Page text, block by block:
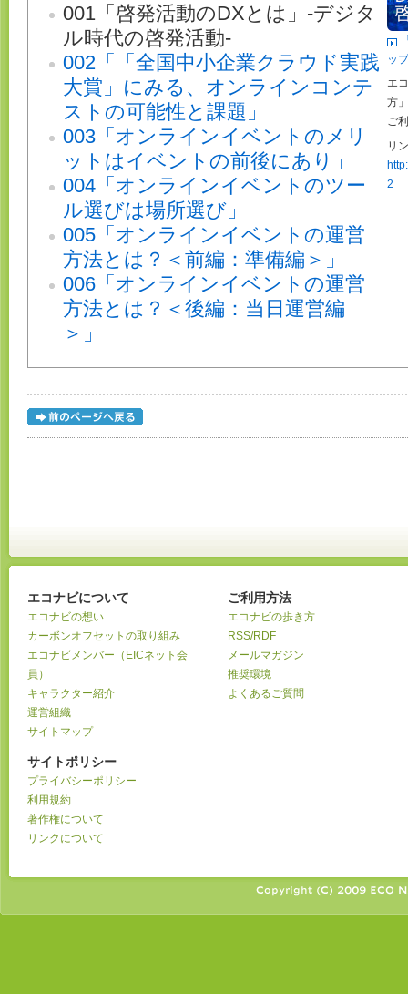
ッ
エ
方
ご
リ
2
001「啓発活動のDXとは」-デジタ
ル時代の啓発活動-
002「「全国中小企業クラウド実践
大賞」にみる、オンラインコンテ
ストの可能性と課題」
003「オンラインイベントのメリ
ットはイベントの前後にあり」
004「オンラインイベントのツー
ル選びは場所選び」
005「オンラインイベントの運営
方法とは？＜前編：準備編＞」
006「オンラインイベントの運営
方法とは？＜後編：当日運営編
＞」
エコナビについて
エコナビの想い
カーボンオフセットの取り組み
エコナビメンバー（EICネット会
員）
キャラクター紹介
運営組織
サイトマップ
サイトポリシー
プライバシーポリシー
利用規約
著作権について
リンクについて
ご利用方法
エコナビの歩き方
RSS/RDF
メールマガジン
推奨環境
よくあるご質問